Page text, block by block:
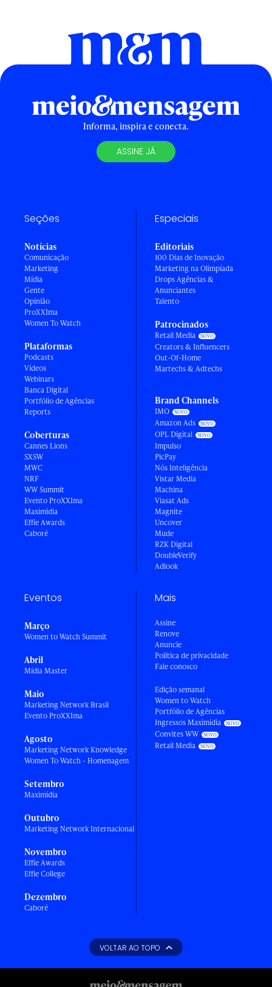
Informa, inspira e conecta.
ASSINE JÁ
Seções
Notícias
Comunicação
Marketing
Mídia
Gente
Opinião
ProXXIma
Women To Watch
Plataformas
Podcasts
Vídeos
Webinars
Banca Digital
Portfólio de Agências
Reports
Coberturas
Cannes Lions
SXSW
MWC
NRF
WW Summit
Evento ProXXIma
Maximídia
Effie Awards
Caboré
Especiais
Editoriais
100 Dias de Inovação
Marketing na Olimpíada
Drops Agências &
Anunciantes
Talento
Patrocinados
Retail Media
Creators & Influencers
Out-Of-Home
Martechs & Adtechs
Brand Channels
IMO
Amazon Ads
OPL Digital
Impulso
PicPay
Nós Inteligência
Vistar Media
Machina
Viasat Ads
Magnite
Uncover
Mude
RZK Digital
DoubleVerify
Adlook
Eventos
Março
Women to Watch Summit
Abril
Mídia Master
Maio
Marketing Network Brasil
Evento ProXXIma
Agosto
Marketing Network Knowledge
Women To Watch - Homenagem
Setembro
Maximídia
Outubro
Marketing Network Internacional
Novembro
Effie Awards
Effie College
Dezembro
Caboré
Mais
Assine
Renove
Anuncie
Política de privacidade
Fale conosco
Edição semanal
Women to Watch
Portfólio de Agências
Ingressos Maximídia
Convites WW
Retail Media
VOLTAR AO TOPO